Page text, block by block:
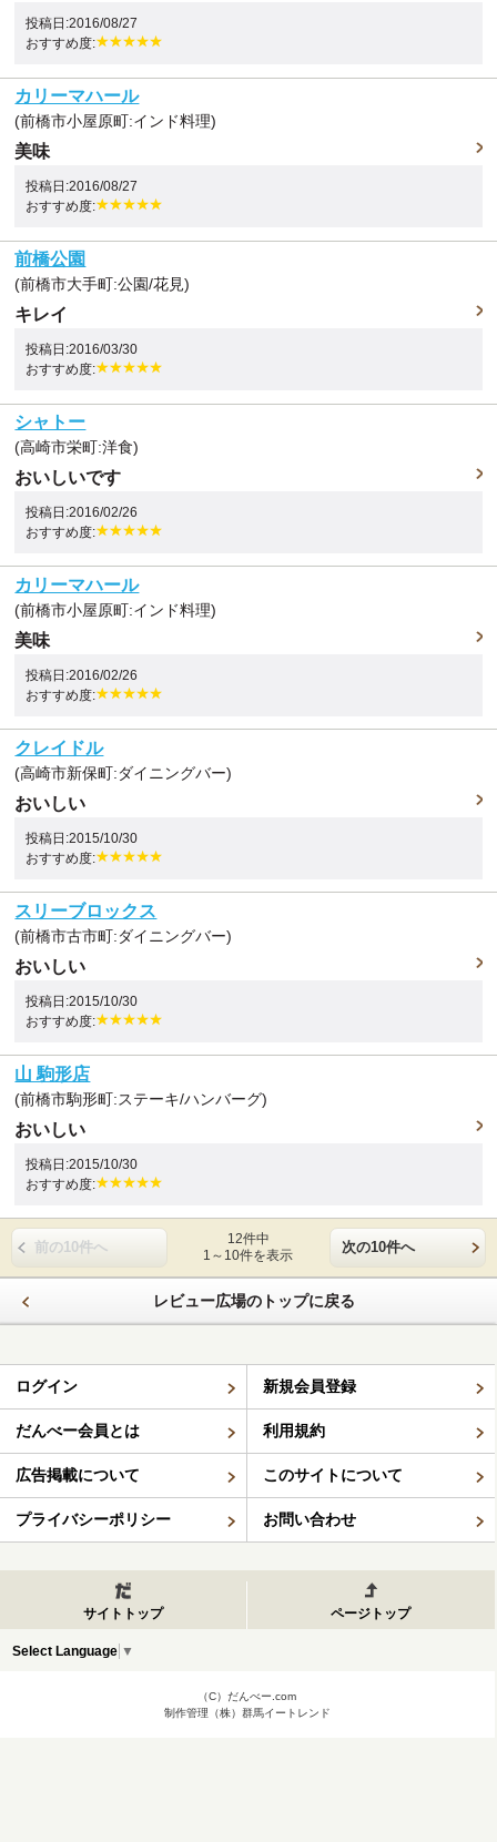
投稿日:2016/08/27
おすすめ度:
カリーマハール
(前橋市小屋原町:インド料理)
美味
投稿日:2016/08/27
おすすめ度:
前橋公園
(前橋市大手町:公園/花見)
キレイ
投稿日:2016/03/30
おすすめ度:
シャトー
(高崎市栄町:洋食)
おいしいです
投稿日:2016/02/26
おすすめ度:
カリーマハール
(前橋市小屋原町:インド料理)
美味
投稿日:2016/02/26
おすすめ度:
クレイドル
(高崎市新保町:ダイニングバー)
おいしい
投稿日:2015/10/30
おすすめ度:
スリーブロックス
(前橋市古市町:ダイニングバー)
おいしい
投稿日:2015/10/30
おすすめ度:
山 駒形店
(前橋市駒形町:ステーキ/ハンバーグ)
おいしい
投稿日:2015/10/30
おすすめ度:
前の10件へ
12件中
1～10件を表示
次の10件へ
レビュー広場のトップに戻る
ログイン 新規会員登録
だんべー会員とは 利用規約
広告掲載について このサイトについて
プライバシーポリシー お問い合わせ
サイトトップ ページトップ
Select Language ▼
（C）だんべー.com
制作管理（株）群馬イートレンド